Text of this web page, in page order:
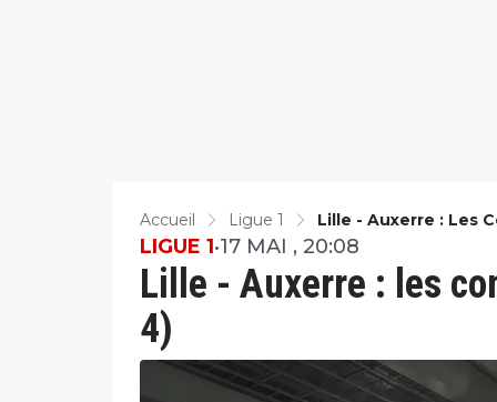
Accueil Ligue 1 Lille - Auxerre : Les
Lille - Auxerre : les
4)
LIGUE 1•17 MAI , 20:08